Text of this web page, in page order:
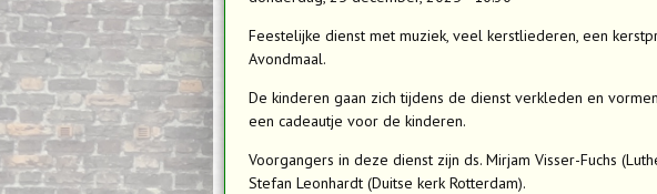
Feestelijke dienst met muziek, veel kerstliederen, een
Avondmaal.
De kinderen gaan zich tijdens de dienst verkleden en
een cadeautje voor de kinderen.
Voorgangers in deze dienst zijn ds. Mirjam Visser-Fuchs
Stefan Leonhardt (Duitse kerk Rotterdam).